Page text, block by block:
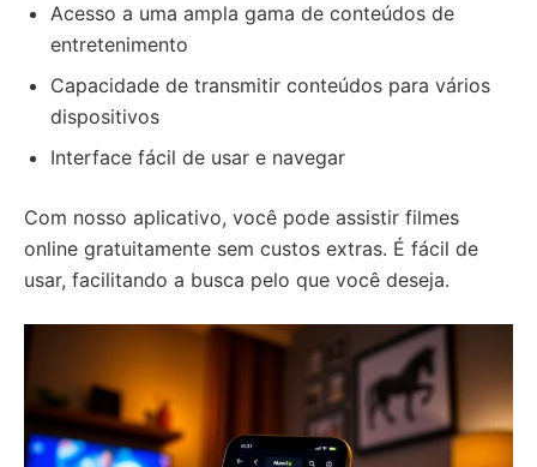
Acesso a uma ampla gama de conteúdos de
entretenimento
Capacidade de transmitir conteúdos para vários
dispositivos
Interface fácil de usar e navegar
Com nosso aplicativo, você pode assistir filmes
online gratuitamente sem custos extras. É fácil de
usar, facilitando a busca pelo que você deseja.